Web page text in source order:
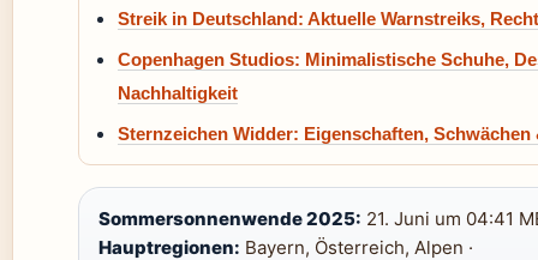
Streik in Deutschland: Aktuelle Warnstreiks,
Copenhagen Studios: Minimalistische Schuhe,
Nachhaltigkeit
Sternzeichen Widder: Eigenschaften, Schwächen
Sommersonnenwende 2025: 21. Juni um 04:41
Hauptregionen: Bayern, Österreich, Alpen ·